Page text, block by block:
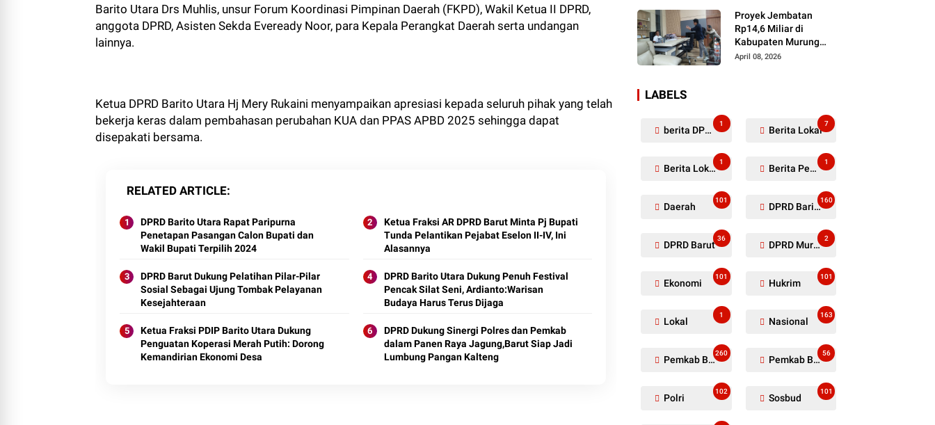
Barito Utara Drs Muhlis, unsur Forum Koordinasi Pimpinan Daerah (FKPD), Wakil Ketua II DPRD,
anggota DPRD, Asisten Sekda Eveready Noor, para Kepala Perangkat Daerah serta undangan
lainnya.
Ketua DPRD Barito Utara Hj Mery Rukaini menyampaikan apresiasi kepada seluruh pihak yang telah
bekerja keras dalam pembahasan perubahan KUA dan PPAS APBD 2025 sehingga dapat
disepakati bersama.
RELATED ARTICLE
DPRD Barito Utara Rapat Paripurna
Penetapan Pasangan Calon Bupati dan
Wakil Bupati Terpilih 2024
Ketua Fraksi AR DPRD Barut Minta Pj Bupati
Tunda Pelantikan Pejabat Eselon II-IV, Ini
Alasannya
DPRD Barut Dukung Pelatihan Pilar-Pilar
Sosial Sebagai Ujung Tombak Pelayanan
Kesejahteraan
DPRD Barito Utara Dukung Penuh Festival
Pencak Silat Seni, Ardianto:Warisan
Budaya Harus Terus Dijaga
Ketua Fraksi PDIP Barito Utara Dukung
Penguatan Koperasi Merah Putih: Dorong
Kemandirian Ekonomi Desa
DPRD Dukung Sinergi Polres dan Pemkab
dalam Panen Raya Jagung,Barut Siap Jadi
Lumbung Pangan Kalteng
Proyek Jembatan
Rp14,6 Miliar di
Kabupaten Murung
Raya Mangkrak,
April 08, 2026
LABELS
berita DPRD Murung Raya
1
Berita Lokal
7
Berita Lokal Kabupaten Barito Utara
1
Berita Pemkab Murung Raya
1
Daerah
101
DPRD Barito Utara
160
DPRD Barut
36
DPRD Murung Raya
2
Ekonomi
101
Hukrim
101
Lokal
1
Nasional
163
Pemkab Barito Utara
260
Pemkab Barut
56
Polri
102
Sosbud
101